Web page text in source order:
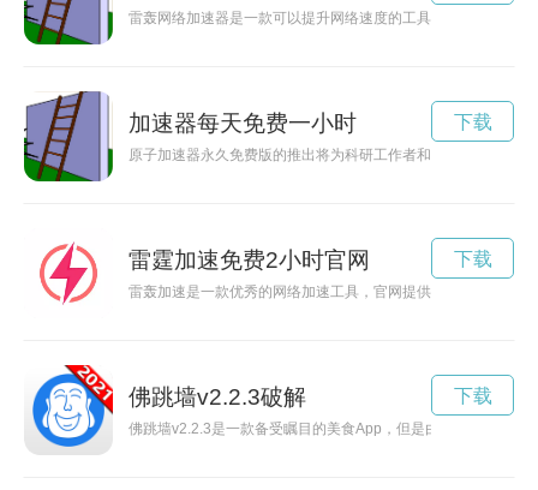
雷轰网络加速器是一款可以提升网络速度的工具，能够让网络
加速器每天免费一小时
原子加速器永久免费版的推出将为科研工作者和科技爱好者提
下载
雷霆加速免费2小时官网
雷轰加速是一款优秀的网络加速工具，官网提供下载，通过该
下载
佛跳墙v2.2.3破解
佛跳墙v2.2.3是一款备受瞩目的美食App，但是由于一些用户的
下载